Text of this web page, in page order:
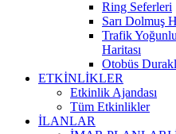
Ring Seferleri
Sarı Dolmuş
Trafik
Haritası
Otobüs
ETKİNLİKLER
Etkinlik Ajandası
Tüm Etkinlikler
İLANLAR